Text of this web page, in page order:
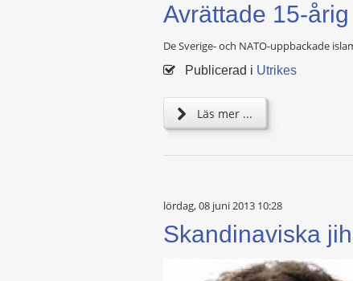
Avrättade 15-
De Sverige- och NATO-uppbackade
Publicerad i Utrikes
Läs mer ...
lördag, 08 juni 2013 10:28
Skandinaviska